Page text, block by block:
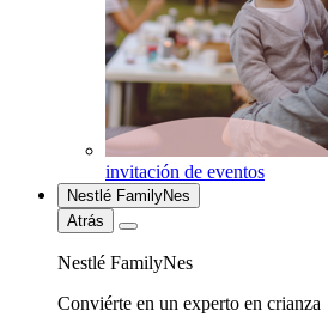
invitación de eventos
Nestlé FamilyNes
Atrás
Nestlé FamilyNes
Conviérte en un experto en crianza